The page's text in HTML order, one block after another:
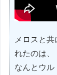
メロスと
れたのは、
なんとウル